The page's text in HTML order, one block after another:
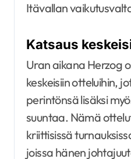
Itävallan
Katsaus
Uran aikana Herzog
keskeisiin otteluihin,
perintönsä lisäksi
suuntaa. Nämä
kriittisissä
joissa hänen